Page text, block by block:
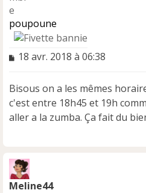
poupoune
M
s
a
g
e
n
l
u
18 avr. 2018 à 06:38
Bisous on a les mêmes
c'est entre 18h45 et 19h
aller a la zumba. Ça fait du
Meline44